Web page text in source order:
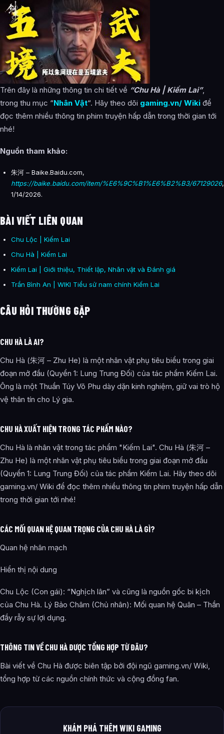
Trên đây là những thông tin chi tiết về “Chu Hà | Kiếm Lai”,
trong thu mục “Nhân Vật“. Hãy theo dõi gaming.vn/ Wiki để
đọc thêm nhiều thông tin phim truyện hấp dẫn trong thời gian tới
nhé!
Nguồn tham khảo:
朱河 – Baike.Baidu.com,
https://baike.baidu.com/item/%E6%9C%B1%E6%B2%B3/67129026,
1/14/2026.
BÀI VIẾT LIÊN QUAN
Chu Lộc | Kiếm Lai
Chu Hà | Kiếm Lai
Kiếm Lai | Giới thiệu, Thiết lập, Nhân vật và Đánh giá
Trần Bình An | WIKI Tiểu sử nam chính Kiếm Lai
CÂU HỎI THƯỜNG GẶP
CHU HÀ LÀ AI?
Chu Hà (朱河 – Zhu He) là một nhân vật phụ tiêu biểu trong giai
đoạn mở đầu (Quyển 1: Lung Trung Đối) của tác phẩm Kiếm Lai.
Ông là một Thuần Túy Võ Phu dày dặn kinh nghiệm, giữ vai trò hộ
vệ thân tín cho Lý gia.
CHU HÀ XUẤT HIỆN TRONG TÁC PHẨM NÀO?
Chu Hà là nhân vật trong tác phẩm "Kiếm Lai". Chu Hà (朱河 –
Zhu He) là một nhân vật phụ tiêu biểu trong giai đoạn mở đầu
(Quyển 1: Lung Trung Đối) của tác phẩm Kiếm Lai. Hãy theo dõi
gaming.vn/ Wiki để đọc thêm nhiều thông tin phim truyện hấp dẫn
trong thời gian tới nhé!
CÁC MỐI QUAN HỆ QUAN TRỌNG CỦA CHU HÀ LÀ GÌ?
Quan hệ nhân mạch
Hiển thị nội dung
Chu Lộc (Con gái): “Nghịch lân” và cũng là nguồn gốc bi kịch
của Chu Hà. Lý Bảo Châm (Chủ nhân): Mối quan hệ Quân – Thần
đầy rẫy sự lợi dụng.
THÔNG TIN VỀ CHU HÀ ĐƯỢC TỔNG HỢP TỪ ĐÂU?
Bài viết về Chu Hà được biên tập bởi đội ngũ gaming.vn/ Wiki,
tổng hợp từ các nguồn chính thức và cộng đồng fan.
KHÁM PHÁ THÊM WIKI GAMING